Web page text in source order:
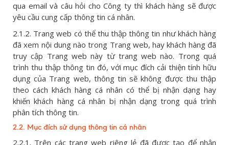
qua email và câu hỏi cho Công ty thì khách hàng sẽ được
yêu cầu cung cấp thông tin cá nhân.
2.1.2. Trang web có thể thu thập thông tin như khách hàng
đã xem nội dung nào trong Trang web, hay khách hàng đã
truy cập Trang web này từ trang web nào. Trong quá
trình thu thập thông tin đó, với mục đích cải thiện tính hữu
dụng của Trang web, thông tin sẽ không được thu thập
theo cách khách hàng cá nhân có thể bị nhận dạng hay
khiến khách hàng cá nhân bị nhận dạng trong quá trình
phân tích thông tin.
2.2. Mục đích sử dụng thông tin cá nhân
2.2.1. Trên các trang web riêng lẻ đã được tạo để nhận